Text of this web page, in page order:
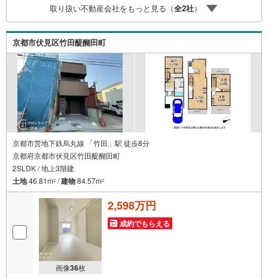
ームプランナーがご提案！5.定期的にご連絡を繋ぎ、有事
の際に迅速にサポートいたします弊社は専門家同士が連携
をとっているため、より多くの知見がございます。お気軽
にお問合せください！
取り扱い不動産会社をもっと見る（全2社）
京都市伏見区竹田醍醐田町
京都市営地下鉄烏丸線 「竹田」駅 徒歩8分
京都府京都市伏見区竹田醍醐田町
2SLDK / 地上3階建
土地46.81m2 /建物84.57m2
画像36枚
2,598万円
成約でもらえる